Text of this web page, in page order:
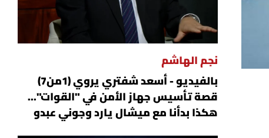
نجم الهاشم
بالفيديو - أسعد شفتري يروي (1من7)
قصة تأسيس جهاز الأمن في "القوات"...
هكذا بدأنا مع ميشال يارد وجوني عبدو